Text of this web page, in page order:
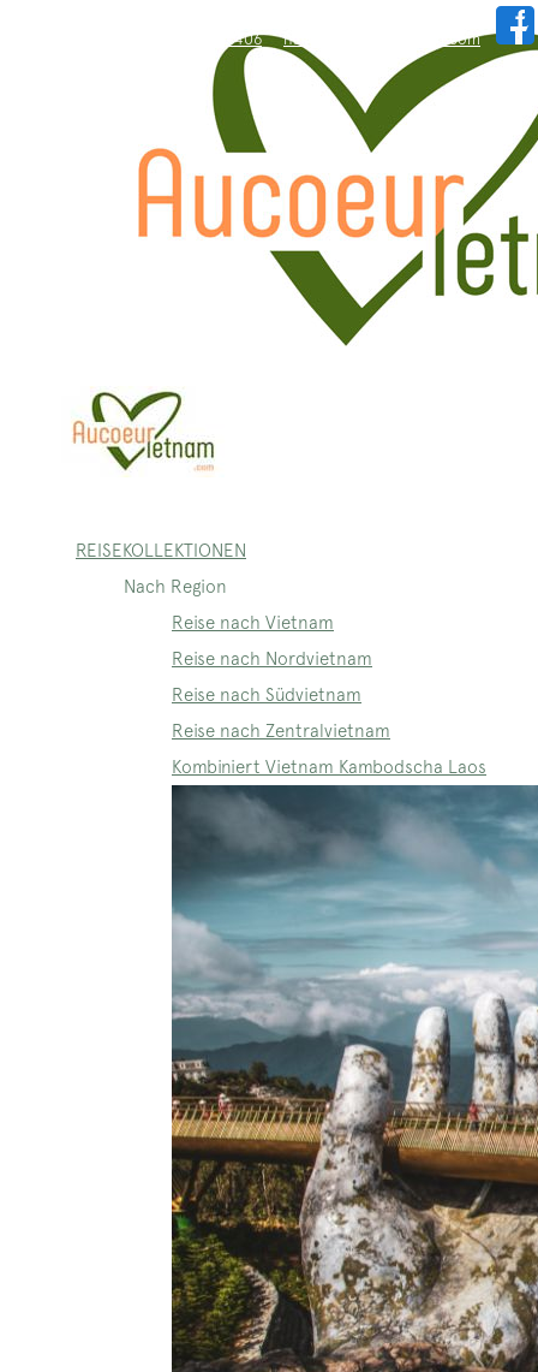
WhatsApp: +84.909.426.406 hallo@aucoeurvietnam.com
REISEKOLLEKTIONEN
Nach Region
Reise nach Vietnam
Reise nach Nordvietnam
Reise nach Südvietnam
Reise nach Zentralvietnam
Kombiniert Vietnam Kambodscha Laos